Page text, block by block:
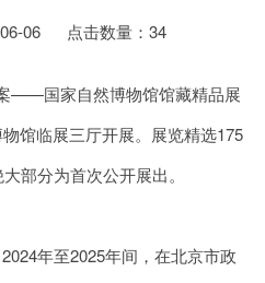
06 点击数量： 34
——国家自然博物馆馆藏精品展
物馆临展三厅开展。展览精选175
部分为首次公开展出。
年至2025年间，在北京市政